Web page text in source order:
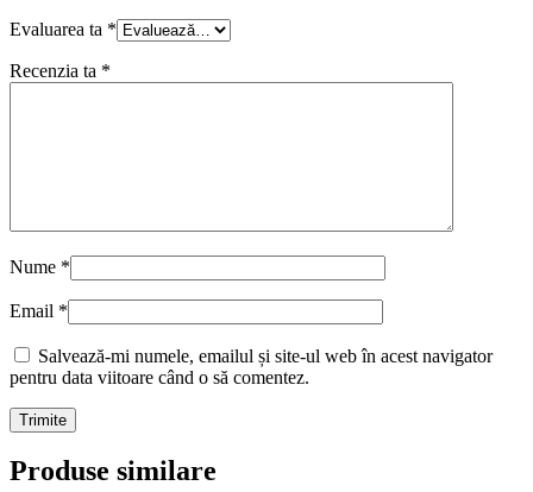
Evaluarea ta *
Recenzia ta *
Nume *
Email *
Salvează-mi numele, emailul și site-ul web în acest navigator
pentru data viitoare când o să comentez.
Produse similare